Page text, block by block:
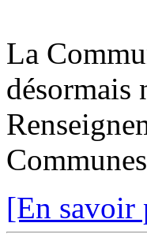
La
désormais
Communes
[En savoir